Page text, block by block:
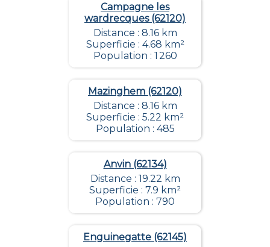
Campagne les
wardrecques (62120)
Distance : 8.16 km
Superficie : 4.68 km²
Population : 1 260
Mazinghem (62120)
Distance : 8.16 km
Superficie : 5.22 km²
Population : 485
Anvin (62134)
Distance : 19.22 km
Superficie : 7.9 km²
Population : 790
Enguinegatte (62145)